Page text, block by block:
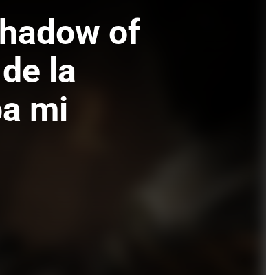
of
la
mi